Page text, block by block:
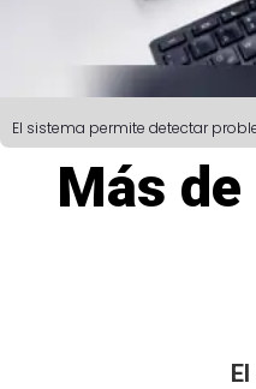
El sistema permite detectar
Más